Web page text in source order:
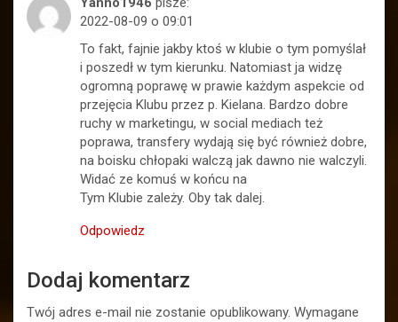
2022-08-09 o 09:01
To fakt, fajnie jakby ktoś w klubie o tym pomyślał
i poszedł w tym kierunku. Natomiast ja widzę
ogromną poprawę w prawie każdym aspekcie od
przejęcia Klubu przez p. Kielana. Bardzo dobre
ruchy w marketingu, w social mediach też
poprawa, transfery wydają się być również dobre,
na boisku chłopaki walczą jak dawno nie walczyli.
Widać ze komuś w końcu na
Tym Klubie zależy. Oby tak dalej.
Odpowiedz
Dodaj komentarz
Twój adres e-mail nie zostanie opublikowany. Wymagane